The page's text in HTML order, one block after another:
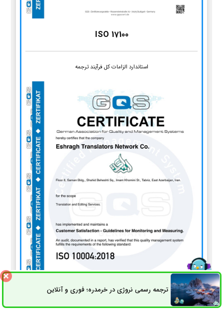
ISO 17100
استاندارد الزامات کل فرآیند ترجمه
ترجمه رسمی نروژی در خرمدره؛ فوری و آنلاینثبت سفارش راه های ارتباطی